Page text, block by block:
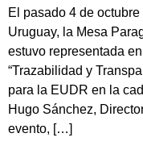
El pasado 4 de
Uruguay, la Mesa
estuvo representada
“Trazabilidad y
para la EUDR en la
Hugo Sánchez,
evento, […]